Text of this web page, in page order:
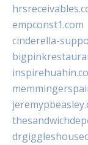
empconst1.com
cinderella-